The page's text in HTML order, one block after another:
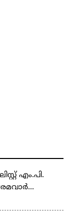
എം.പി.